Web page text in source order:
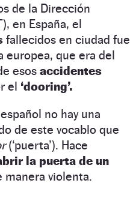
de la Dirección
en España, el
fallecidos en ciudad fue
europea, que era del
esos accidentes
el ‘dooring’.
no hay una
de este vocablo que
(‘puerta’). Hace
la puerta de un
manera violenta.